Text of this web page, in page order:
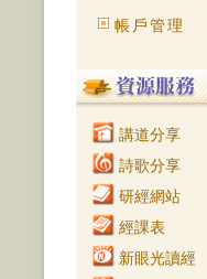
帳戶管理
講道分享
詩歌分享
研經網站
經課表
新眼光讀經